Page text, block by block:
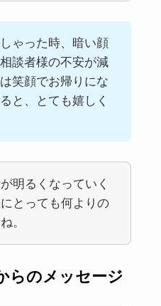
ゃった時、暗い顔
談者様の不安が減
笑顔でお帰りにな
と、とても嬉しく
明るくなっていく
とっても何よりの
。
らのメッセージ